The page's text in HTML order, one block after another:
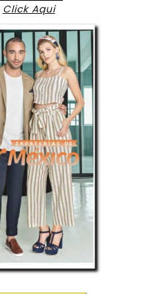
Click Aqui